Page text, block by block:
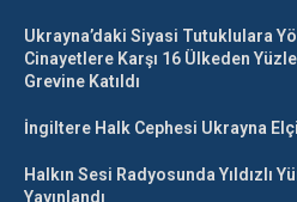
Ukrayna’daki Siyasi Tutuklulara
Cinayetlere Karşı 16 Ülkeden
Grevine Katıldı
İngiltere Halk Cephesi Ukrayna
Halkın Sesi Radyosunda Yıldızlı
Yayınlandı